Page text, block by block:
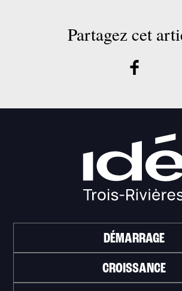
Partagez cet
DÉMARRAGE
CROISSANCE